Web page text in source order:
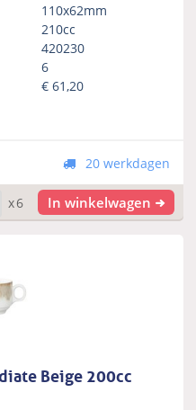
110x62mm
210cc
420230
6
€61,20
20 werkdagen
x6 In winkelwagen
Beige 200cc